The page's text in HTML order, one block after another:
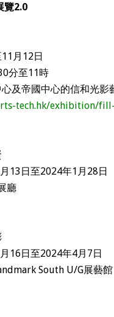
覽2.0
月12日
分至11時
及帝國中心的信和光影
tech.hk/exhibition/
13日至2024年1月28日
廳
16日至2024年4月7日
South U/G展藝館